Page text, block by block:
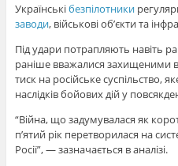
Українськібезпілотники
заводи, військові об’єкти та
Під удари потрапляють навіть
раніше вважалися захищеними
тиск на російське суспільство,
наслідків бойових дій у
“Війна, що задумувалася як
п’ятий рік перетворилася на
Росії”, — зазначається в аналізі.